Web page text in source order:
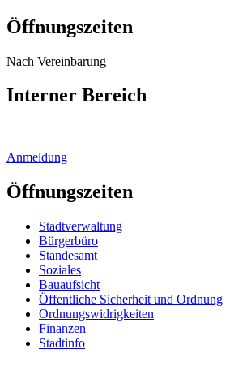
Öffnungszeiten
Nach Vereinbarung
Interner Bereich
Anmeldung
Öffnungszeiten
Stadtverwaltung
Bürgerbüro
Standesamt
Soziales
Bauaufsicht
Öffentliche Sicherheit und Ordnung
Ordnungswidrigkeiten
Finanzen
Stadtinfo